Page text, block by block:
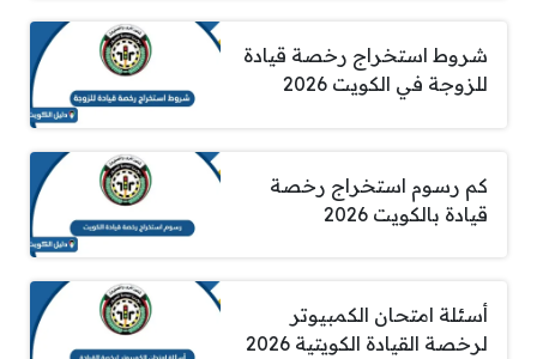
شروط استخراج رخصة قيادة
للزوجة في الكويت 2026
كم رسوم استخراج رخصة
قيادة بالكويت 2026
أسئلة امتحان الكمبيوتر
لرخصة القيادة الكويتية 2026